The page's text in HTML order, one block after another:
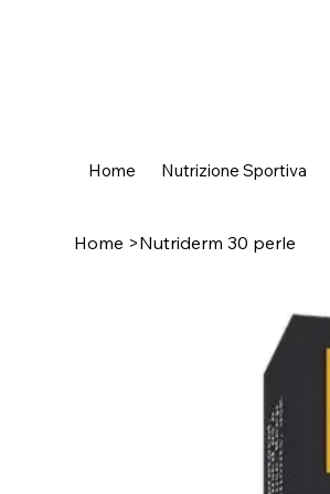
Home Nutrizione Sportiva
Home >Nutriderm 30 perle